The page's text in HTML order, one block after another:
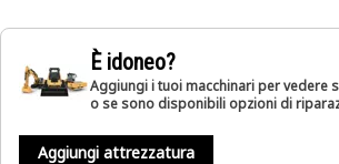
È idoneo?
Aggiungi i tuoi macchinari per vedere
o se sono disponibili opzioni di
Aggiungi attrezzatura